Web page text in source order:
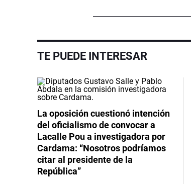
TE PUEDE INTERESAR
La oposición cuestionó intención
del oficialismo de convocar a
Lacalle Pou a investigadora por
Cardama: “Nosotros podríamos
citar al presidente de la
República”